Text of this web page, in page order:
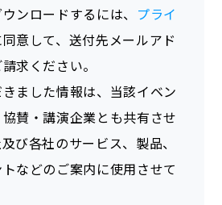
ンロードするには、 プライ
同意して、送付先メールアド
求ください。
ました情報は、当該イベン
賛・講演企業とも共有させ
び各社のサービス、製品、
などのご案内に使用させて